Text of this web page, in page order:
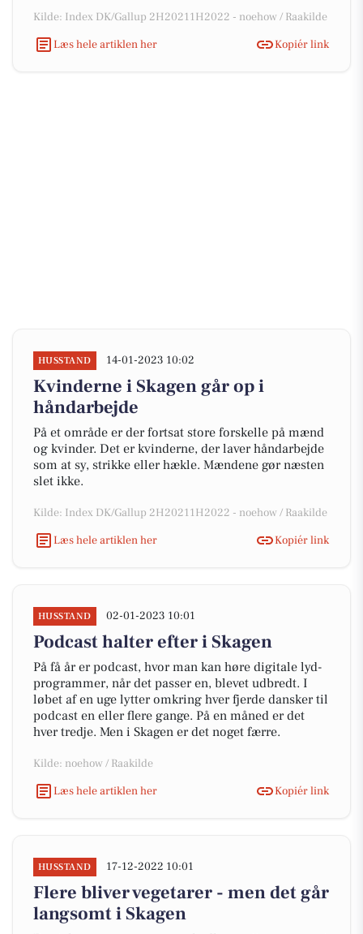
Kilde: Index DK/Gallup 2H20211H2022 - noehow / Raakilde
Læs hele artiklen her
Kopiér link
HUSSTAND 14-01-2023 10:02
Kvinderne i Skagen går op i
håndarbejde
På et område er der fortsat store forskelle på mænd
og kvinder. Det er kvinderne, der laver håndarbejde
som at sy, strikke eller hækle. Mændene gør næsten
slet ikke.
Kilde: Index DK/Gallup 2H20211H2022 - noehow / Raakilde
Læs hele artiklen her
Kopiér link
HUSSTAND 02-01-2023 10:01
Podcast halter efter i Skagen
På få år er podcast, hvor man kan høre digitale lyd-
programmer, når det passer en, blevet udbredt. I
løbet af en uge lytter omkring hver fjerde dansker til
podcast en eller flere gange. På en måned er det
hver tredje. Men i Skagen er det noget færre.
Kilde: noehow / Raakilde
Læs hele artiklen her
Kopiér link
HUSSTAND 17-12-2022 10:01
Flere bliver vegetarer - men det går
langsomt i Skagen